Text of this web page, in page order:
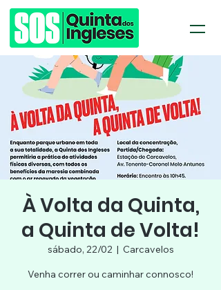
À Volta da Quinta,
a Quinta de Volta!
sábado, 22/02
  |
Carcavelos
Venha correr ou caminhar connosco!